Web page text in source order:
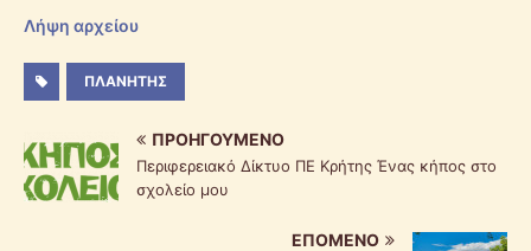
Λήψη αρχείου
ΠΛΑΝΉΤΗΣ
ΠΡΟΗΓΟΎΜΕΝΟ
Περιφερειακό Δίκτυο ΠΕ Κρήτης Ένας κήπος στο
σχολείο μου
ΕΠΌΜΕΝΟ